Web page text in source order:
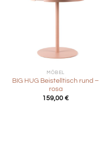
MÖBEL
BIG HUG Beistelltisch rund –
rosa
159,00 €